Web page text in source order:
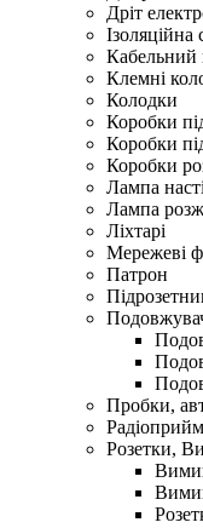
Дріт
Ізоляційна
Кабельний
Клемні
Колодки
Коробки
Коробки
Коробки
Лампа
Лампа
Ліхтарі
Мережеві
Патрон
Пробки,
Розетки,